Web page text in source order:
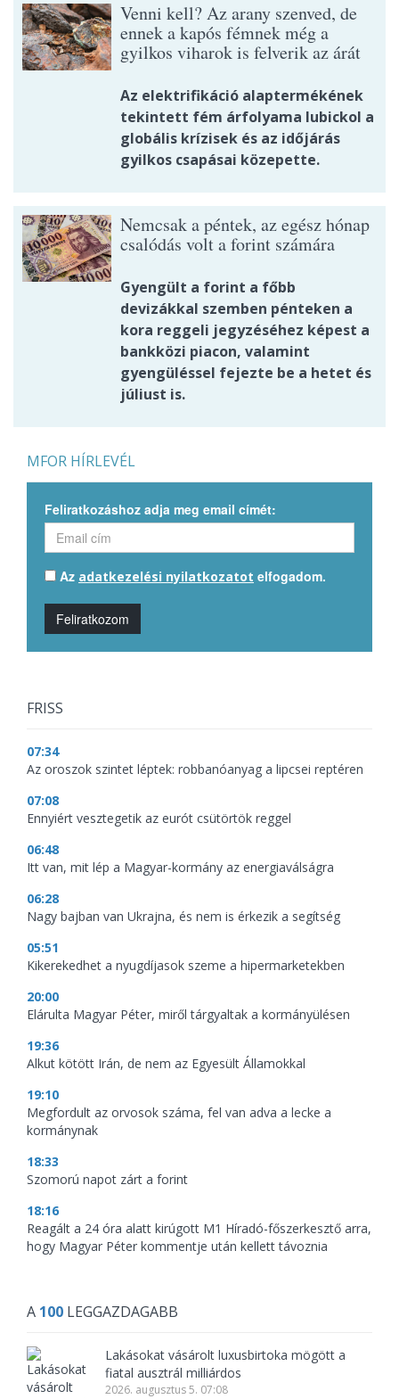
Venni kell? Az arany szenved, de
ennek a kapós fémnek még a
gyilkos viharok is felverik az árát
Az elektrifikáció alaptermékének
tekintett fém árfolyama lubickol a
globális krízisek és az időjárás
gyilkos csapásai közepette.
Nemcsak a péntek, az egész hónap
csalódás volt a forint számára
Gyengült a forint a főbb
devizákkal szemben pénteken a
kora reggeli jegyzéséhez képest a
bankközi piacon, valamint
gyengüléssel fejezte be a hetet és
júliust is.
MFOR HÍRLEVÉL
Feliratkozáshoz adja meg email címét:
Az adatkezelési nyilatkozatot elfogadom.
Feliratkozom
FRISS
07:34
Az oroszok szintet léptek: robbanóanyag a lipcsei reptéren
07:08
Ennyiért vesztegetik az eurót csütörtök reggel
06:48
Itt van, mit lép a Magyar-kormány az energiaválságra
06:28
Nagy bajban van Ukrajna, és nem is érkezik a segítség
05:51
Kikerekedhet a nyugdíjasok szeme a hipermarketekben
20:00
Elárulta Magyar Péter, miről tárgyaltak a kormányülésen
19:36
Alkut kötött Irán, de nem az Egyesült Államokkal
19:10
Megfordult az orvosok száma, fel van adva a lecke a
kormánynak
18:33
Szomorú napot zárt a forint
18:16
Reagált a 24 óra alatt kirúgott M1 Híradó-főszerkesztő arra,
hogy Magyar Péter kommentje után kellett távoznia
A 100 LEGGAZDAGABB
Lakásokat vásárolt luxusbirtoka mögött a
fiatal ausztrál milliárdos
2026. augusztus 5. 07:08